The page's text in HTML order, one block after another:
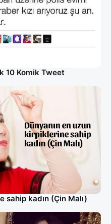
10 Komik Tweet
sahip kadın (Çin Malı)